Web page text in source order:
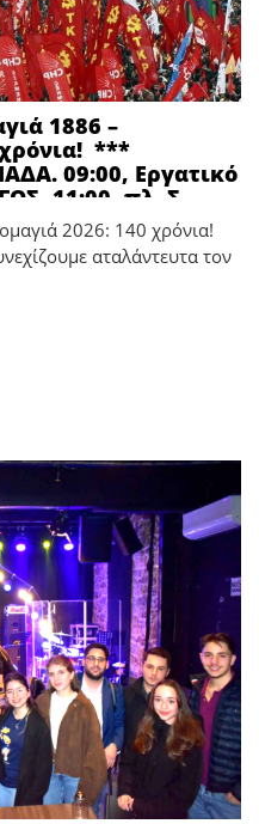
1886 –
***
09:00, Εργατικό
11:00, πλ. Σ.
πλατεία Πύργου)
2026: 140 χρόνια!
αταλάντευτα τον